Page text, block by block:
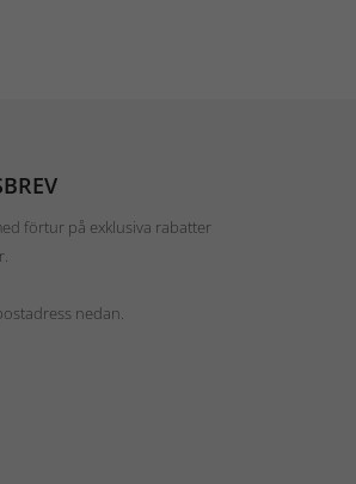
förtur på exklusiva rabatter
nedan.